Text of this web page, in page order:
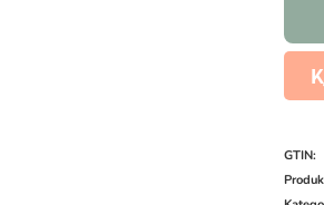
antall
GTIN: